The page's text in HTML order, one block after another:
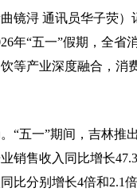
浔 通讯员华子荧）
年“五一”假期，全省
等产业深度融合，消
一”期间，吉林推出
销售收入同比增长
比分别增长4倍和2.1